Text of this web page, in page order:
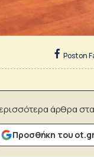
Post on
άρθρα
Προσθήκη του